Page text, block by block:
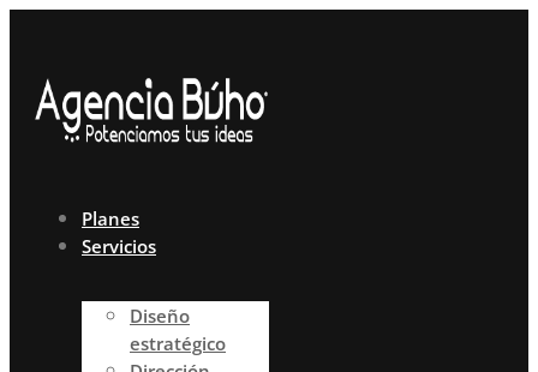
contenido
Planes
Servicios
Diseño
estratégico